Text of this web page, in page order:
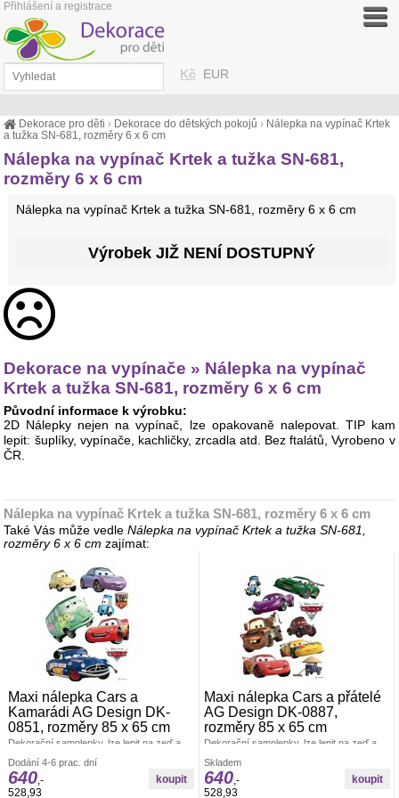
Dekorace pro děti › Dekorace do dětských pokojů › Nálepka na vypínač Krtek
a tužka SN-681, rozměry 6 x 6 cm
Nálepka na vypínač Krtek a tužka SN-681,
rozměry 6 x 6 cm
Nálepka na vypínač Krtek a tužka SN-681, rozměry 6 x 6 cm
Výrobek JIŽ NENÍ DOSTUPNÝ
Dekorace na vypínače » Nálepka na vypínač
Krtek a tužka SN-681, rozměry 6 x 6 cm
Původní informace k výrobku:
2D Nálepky nejen na vypínač, lze opakovaně nalepovat. TIP kam
lepit: šuplíky, vypínače, kachličky, zrcadla atd. Bez ftalátů, Vyrobeno v
ČR.
Nálepka na vypínač Krtek a tužka SN-681, rozměry 6 x 6 cm
Také Vás může vedleNálepka na vypínač Krtek a tužka SN-681,
rozměry 6 x 6 cm zajímat:
Maxi nálepka Cars a
Kamarádi AG Design DK-
0851, rozměry 85 x 65 cm
Dekorační samolepky, lze lepit na zeď a
x 65 cm. Pokud je pevná zeď, tak lze lepit i
opakovaně. nálepky se aplikují jednotlivě.
Záleží jen na Vás, jak pokojíček
Dodání 4-6 prac. dní
640 ,-
528,93
Maxi nálepka Cars a přátelé
AG Design DK-0887,
rozměry 85 x 65 cm
Dekorační samolepky, lze lepit na zeď a
x 65 cm. Pokud je pevná zeď, tak lze lepit i
opakovaně. nálepky se aplikují jednotlivě.
Záleží jen na Vás, jak pokojíček
Skladem
640,-
528,93
Kč EUR
Přihlášení a registrace